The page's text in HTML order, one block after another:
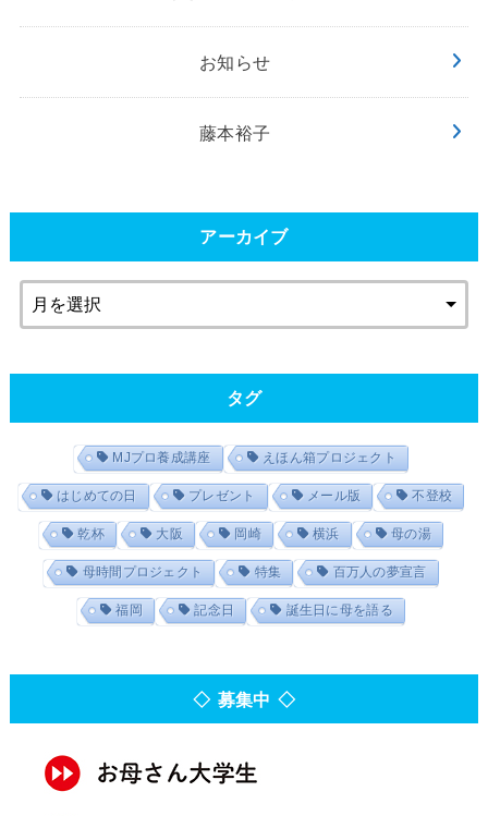
お知らせ
藤本裕子
アーカイブ
タグ
MJプロ養成講座 えほん箱プロジェクト
はじめての日 プレゼント メール版 不登校
乾杯 大阪 岡崎 横浜 母の湯
母時間プロジェクト 特集 百万人の夢宣言
福岡 記念日 誕生日に母を語る
◇ 募集中 ◇